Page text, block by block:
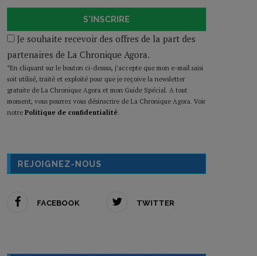
S'INSCRIRE
Je souhaite recevoir des offres de la part des
partenaires de La Chronique Agora.
*En cliquant sur le bouton ci-dessus, j’accepte que mon e-mail saisi
soit utilisé, traité et exploité pour que je reçoive la newsletter
gratuite de La Chronique Agora et mon Guide Spécial. A tout
moment, vous pourrez vous désinscrire de La Chronique Agora. Voir
notre Politique de confidentialité.
REJOIGNEZ-NOUS
FACEBOOK TWITTER